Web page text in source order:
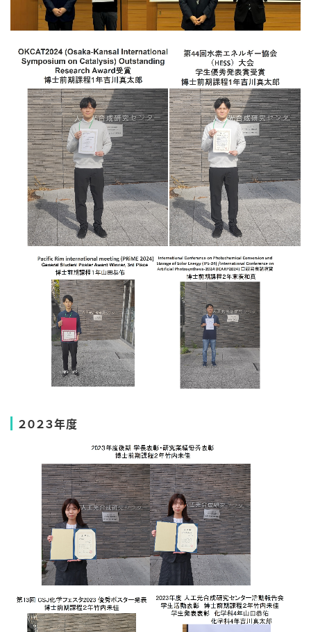
２０２３年度